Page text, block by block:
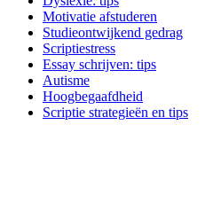
Motivatie afstuderen
Studieontwijkend gedrag
Scriptiestress
Essay schrijven: tips
Autisme
Hoogbegaafdheid
Scriptie strategieën en tips